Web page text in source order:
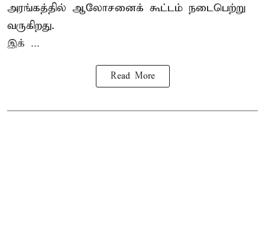
அரங்கத்தில் ஆலோசனைக் கூட்டம் நடைபெற்று
வருகிறது.
இக் ...
Read More